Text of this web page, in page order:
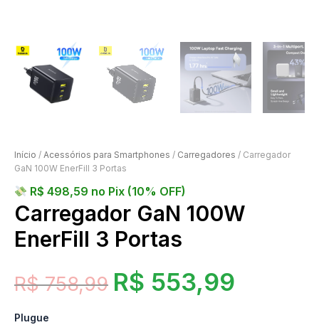
Início / Acessórios para Smartphones / Carregadores / Carregador
GaN 100W EnerFill 3 Portas
R$ 498,59 no Pix (10% OFF)
Carregador GaN 100W
EnerFill 3 Portas
R$758,99 R$ 553,99
Plugue